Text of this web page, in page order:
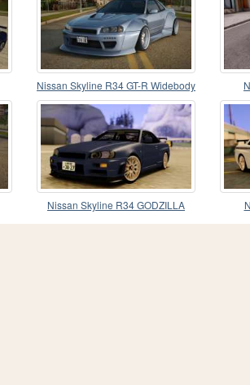
Nissan Skyline R34 GT-R Widebody
Mk.X
Nissan Skyline R34 GODZILLA